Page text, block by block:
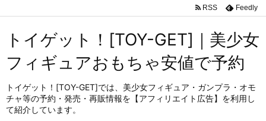
トイゲット！[TOY-GET]｜美少女
フィギュアおもちゃ安値で予約
トイゲット！[TOY-GET]では、美少女フィギュア・ガンプラ・オモ
チャ等の予約・発売・再販情報を【アフィリエイト広告】を利用し
て紹介しています。
RSS Feedly